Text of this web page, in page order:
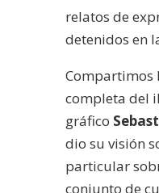
relatos de
detenidos en
Compartimos
completa del
gráfico
dio su visión
particular
conjunto de